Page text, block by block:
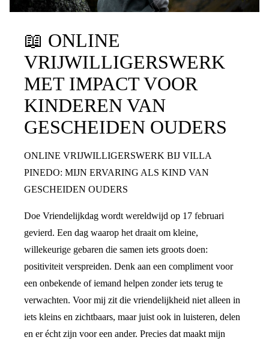
📖 ONLINE
VRIJWILLIGERSWERK
MET IMPACT VOOR
KINDEREN VAN
GESCHEIDEN OUDERS
ONLINE VRIJWILLIGERSWERK BIJ VILLA
PINEDO: MIJN ERVARING ALS KIND VAN
GESCHEIDEN OUDERS
Doe Vriendelijkdag wordt wereldwijd op 17 februari
gevierd. Een dag waarop het draait om kleine,
willekeurige gebaren die samen iets groots doen:
positiviteit verspreiden. Denk aan een compliment voor
een onbekende of iemand helpen zonder iets terug te
verwachten. Voor mij zit die vriendelijkheid niet alleen in
iets kleins en zichtbaars, maar juist ook in luisteren, delen
en er écht zijn voor een ander. Precies dat maakt mijn